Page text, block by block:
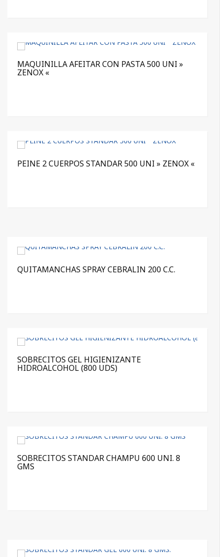
MAQUINILLA AFEITAR CON PASTA 500 UNI »
ZENOX «
PEINE 2 CUERPOS STANDAR 500 UNI » ZENOX «
QUITAMANCHAS SPRAY CEBRALIN 200 C.C.
SOBRECITOS GEL HIGIENIZANTE
HIDROALCOHOL (800 UDS)
SOBRECITOS STANDAR CHAMPU 600 UNI. 8
GMS